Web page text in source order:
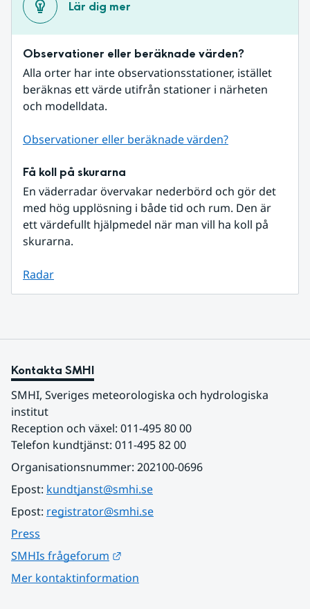
Lär dig mer
Observationer eller beräknade värden?
Alla orter har inte observationsstationer, istället
beräknas ett värde utifrån stationer i närheten
och modelldata.
Observationer eller beräknade värden?
Få koll på skurarna
En väderradar övervakar nederbörd och gör det
med hög upplösning i både tid och rum. Den är
ett värdefullt hjälpmedel när man vill ha koll på
skurarna.
Radar
Kontakta SMHI
SMHI, Sveriges meteorologiska och hydrologiska
institut
Reception och växel: 011-495 80 00
Telefon kundtjänst: 011-495 82 00
Organisationsnummer: 202100-0696
Epost: kundtjanst@smhi.se
Epost: registrator@smhi.se
Press
SMHIs frågeforum
Mer kontaktinformation